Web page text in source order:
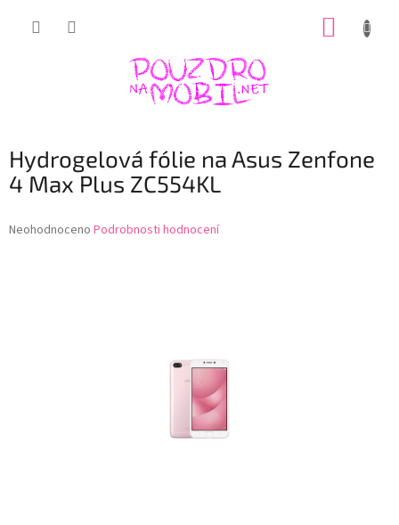
Hydrogelová fólie na Asus Zenfone
4 Max Plus ZC554KL
Průměrné
Neohodnoceno Podrobnosti hodnocení